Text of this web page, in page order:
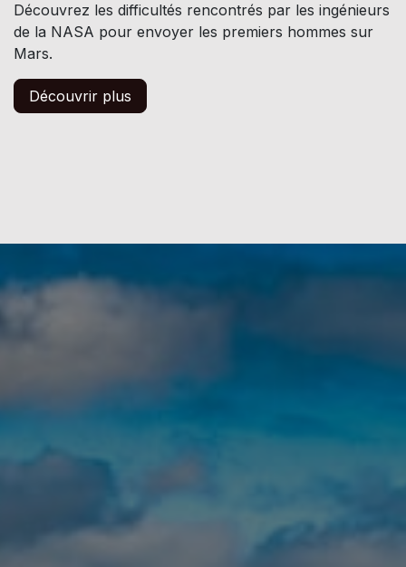
Découvrez les difficultés rencontrés par les ingénieurs
de la NASA pour envoyer les premiers hommes sur
Mars.
Découvrir plus